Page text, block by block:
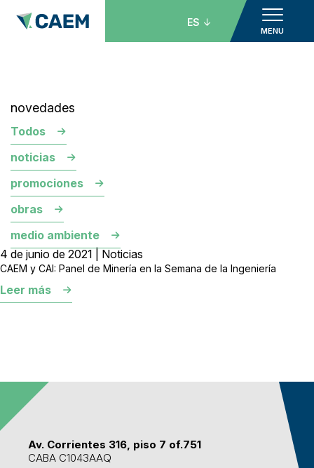
MENU
ES
novedades
Todos
noticias
promociones
obras
medio ambiente
4 de junio de 2021 | Noticias
CAEM y CAI: Panel de Minería en la Semana de la Ingeniería
Leer más
Av. Corrientes 316, piso 7 of.751
CABA C1043AAQ